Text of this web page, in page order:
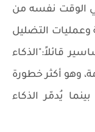
الوقت نفسه من
وعمليات التضليل
قائلاً:"الذكاء
وهو أكثر خطورة
يُدمّر الذكاء